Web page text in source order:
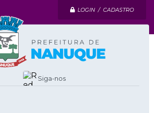
LOGIN / CADASTRO
Siga-nos